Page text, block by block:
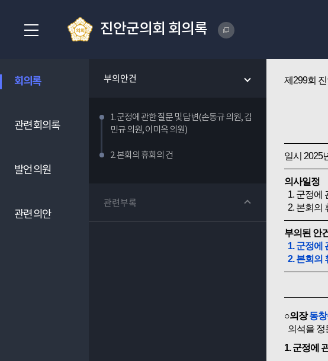
진안군의회 회의록
회의록 부의안건
1. 군정에 관한 질문 및 답변(손동규 의원, 김
민규 의원, 이미옥 의원)
2. 본회의 휴회의 건
관련부록
관련 회의록
발언 의원
관련 의안
제299회
일시 2025
의사일정
1. 군정에
2. 본회의
부의된 안
1. 군정에
2. 본회의
○의장동
의석을 정
1. 군정에